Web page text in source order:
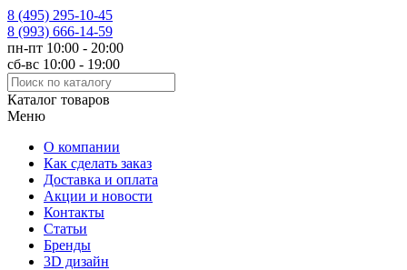
8 (495) 295-10-45
8 (993) 666-14-59
пн-пт 10:00 - 20:00
сб-вс 10:00 - 19:00
Каталог товаров
Меню
О компании
Как сделать заказ
Доставка и оплата
Акции и новости
Контакты
Статьи
Бренды
3D дизайн